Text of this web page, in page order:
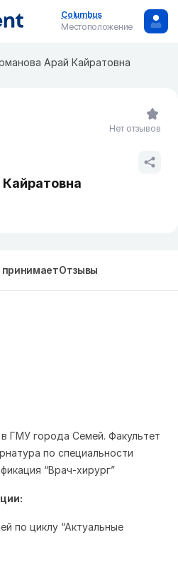
Columbus
Местоположение
Арай Кайратовна
Нет отзывов
принимаетОтзывы
ГМУ города Семей. Факультет
по специальности
“Врач-хирург”
по циклу “Актуальные